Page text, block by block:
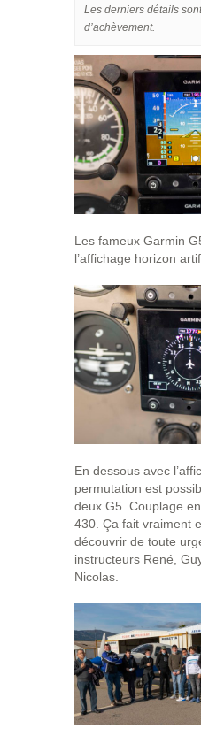
Les derniers détails
d’achèvement.
Les fameux Garmin
l’affichage horizon
En dessous avec
permutation est
deux G5. Couplage
430. Ça fait vraiment
découvrir de toute
instructeurs René,
Nicolas.